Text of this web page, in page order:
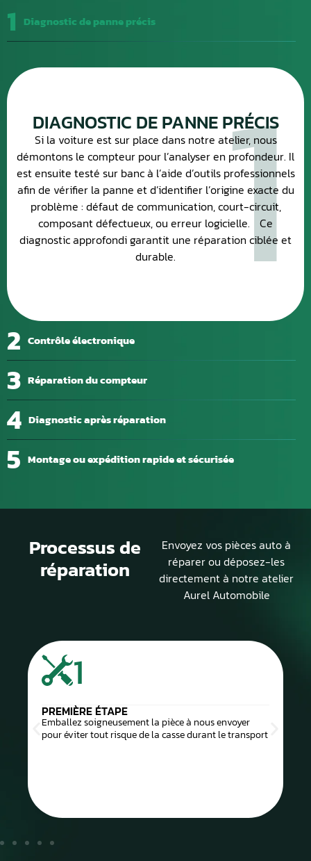
1 Diagnostic de panne précis
2 Contrôle électronique
3 Réparation du compteur
4 Diagnostic après réparation
5 Montage ou expédition rapide et sécurisée
1
DIAGNOSTIC DE PANNE PRÉCIS
Si la voiture est sur place dans notre atelier, nous
démontons le compteur pour l’analyser en profondeur. Il
est ensuite testé sur banc à l’aide d’outils professionnels
afin de vérifier la panne et d’identifier l’origine exacte du
problème : défaut de communication, court-circuit,
composant défectueux, ou erreur logicielle. Ce
diagnostic approfondi garantit une réparation ciblée et
durable.
Processus de
réparation
Envoyez vos pièces auto à
réparer ou déposez-les
directement à notre atelier
Aurel Automobile
1
PREMIÈRE ÉTAPE
Emballez soigneusement la pièce à nous envoyer
pour éviter tout risque de la casse durant le transport